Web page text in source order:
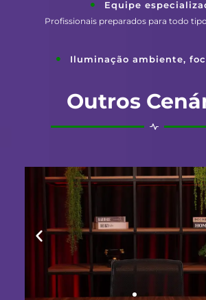
Equipe
Profissionais preparados para todo
Iluminação ambiente,
Outros